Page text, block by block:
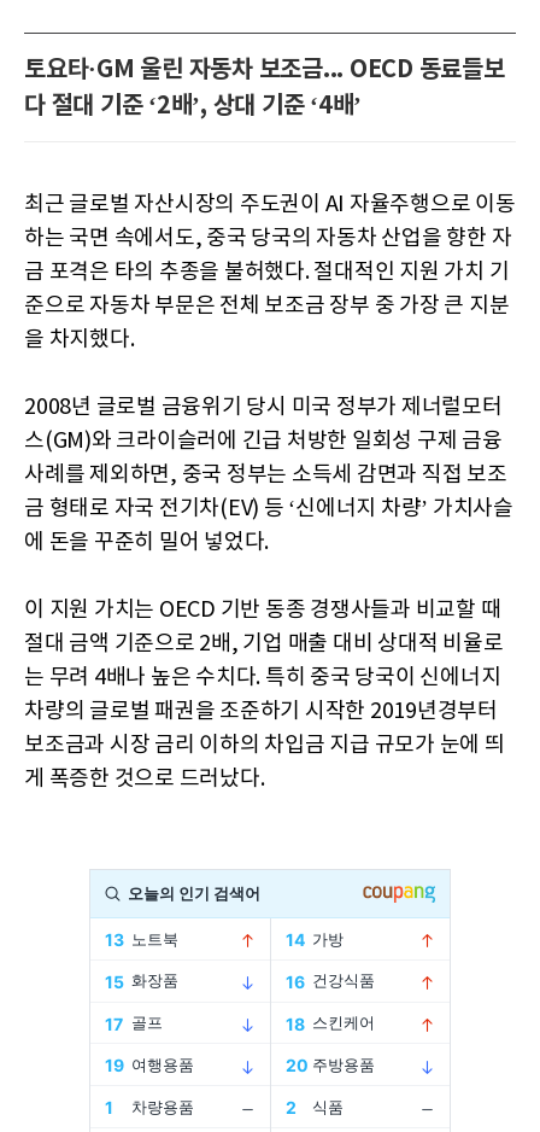
토요타·GM 울린 자동차 보조금... OECD 동료들보
다 절대 기준 ‘2배’, 상대 기준 ‘4배’
최근 글로벌 자산시장의 주도권이 AI 자율주행으로 이동
하는 국면 속에서도, 중국 당국의 자동차 산업을 향한 자
금 포격은 타의 추종을 불허했다. 절대적인 지원 가치 기
준으로 자동차 부문은 전체 보조금 장부 중 가장 큰 지분
을 차지했다.
2008년 글로벌 금융위기 당시 미국 정부가 제너럴모터
스(GM)와 크라이슬러에 긴급 처방한 일회성 구제 금융
사례를 제외하면, 중국 정부는 소득세 감면과 직접 보조
금 형태로 자국 전기차(EV) 등 ‘신에너지 차량’ 가치사슬
에 돈을 꾸준히 밀어 넣었다.
이 지원 가치는 OECD 기반 동종 경쟁사들과 비교할 때
절대 금액 기준으로 2배, 기업 매출 대비 상대적 비율로
는 무려 4배나 높은 수치다. 특히 중국 당국이 신에너지
차량의 글로벌 패권을 조준하기 시작한 2019년경부터
보조금과 시장 금리 이하의 차입금 지급 규모가 눈에 띄
게 폭증한 것으로 드러났다.